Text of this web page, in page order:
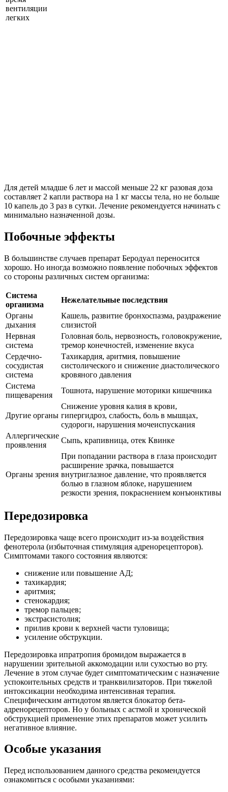
вентиляции
легких
Для детей младше 6 лет и массой меньше 22 кг разовая доза
составляет 2 капли раствора на 1 кг массы тела, но не больше
10 капель до 3 раз в сутки. Лечение рекомендуется начинать с
минимально назначенной дозы.
Побочные эффекты
В большинстве случаев препарат Беродуал переносится
хорошо. Но иногда возможно появление побочных эффектов
со стороны различных систем организма:
Система
организма
Нежелательные последствия
Органы
дыхания
Кашель, развитие бронхоспазма, раздражение
слизистой
Нервная
система
Головная боль, нервозность, головокружение,
тремор конечностей, изменение вкуса
Сердечно-
сосудистая
система
Тахикардия, аритмия, повышение
систолического и снижение диастолического
кровяного давления
Система
пищеварения
Тошнота, нарушение моторики кишечника
Другие органы
Снижение уровня калия в крови,
гипергидроз, слабость, боль в мышцах,
судороги, нарушения мочеиспускания
Аллергические
проявления
Сыпь, крапивница, отек Квинке
Органы зрения
При попадании раствора в глаза происходит
расширение зрачка, повышается
внутриглазное давление, что проявляется
болью в глазном яблоке, нарушением
резкости зрения, покраснением конъюнктивы
Передозировка
Передозировка чаще всего происходит из-за воздействия
фенотерола (избыточная стимуляция адренорецепторов).
Симптомами такого состояния являются:
снижение или повышение АД;
тахикардия;
аритмия;
стенокардия;
тремор пальцев;
экстрасистолия;
прилив крови к верхней части туловища;
усиление обструкции.
Передозировка ипратропия бромидом выражается в
нарушении зрительной аккомодации или сухостью во рту.
Лечение в этом случае будет симптоматическим с назначение
успокоительных средств и транквилизаторов. При тяжелой
интоксикации необходима интенсивная терапия.
Специфическим антидотом является блокатор бета-
адренорецепторов. Но у больных с астмой и хронической
обструкцией применение этих препаратов может усилить
негативное влияние.
Особые указания
Перед использованием данного средства рекомендуется
ознакомиться с особыми указаниями: